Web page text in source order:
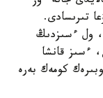
تىرىسادى.
ول ءسىزدىڭ
ءسىز قانشا
كومەك بەرە